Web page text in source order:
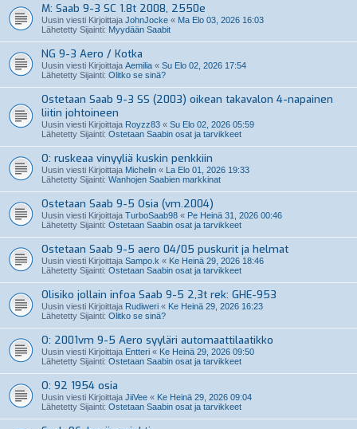
M: Saab 9-3 SC 1.8t 2008, 2550e
Uusin viesti Kirjoittaja JohnJocke « Ma Elo 03, 2026 16:03
Lähetetty Sijainti: Myydään Saabit
NG 9-3 Aero / Kotka
Uusin viesti Kirjoittaja Aemilia « Su Elo 02, 2026 17:54
Lähetetty Sijainti: Olitko se sinä?
Ostetaan Saab 9-3 SS (2003) oikean takavalon 4-napainen
liitin johtoineen
Uusin viesti Kirjoittaja Royzz83 « Su Elo 02, 2026 05:59
Lähetetty Sijainti: Ostetaan Saabin osat ja tarvikkeet
O: ruskeaa vinyyliä kuskin penkkiin
Uusin viesti Kirjoittaja Michelin « La Elo 01, 2026 19:33
Lähetetty Sijainti: Wanhojen Saabien markkinat
Ostetaan Saab 9-5 Osia (vm.2004)
Uusin viesti Kirjoittaja TurboSaab98 « Pe Heinä 31, 2026 00:46
Lähetetty Sijainti: Ostetaan Saabin osat ja tarvikkeet
Ostetaan Saab 9-5 aero 04/05 puskurit ja helmat
Uusin viesti Kirjoittaja Sampo.k « Ke Heinä 29, 2026 18:46
Lähetetty Sijainti: Ostetaan Saabin osat ja tarvikkeet
Olisiko jollain infoa Saab 9-5 2,3t rek: GHE-953
Uusin viesti Kirjoittaja Rudiweri « Ke Heinä 29, 2026 16:23
Lähetetty Sijainti: Olitko se sinä?
O: 2001vm 9-5 Aero syyläri automaattilaatikko
Uusin viesti Kirjoittaja Entteri « Ke Heinä 29, 2026 09:50
Lähetetty Sijainti: Ostetaan Saabin osat ja tarvikkeet
O: 92 1954 osia
Uusin viesti Kirjoittaja JiiVee « Ke Heinä 29, 2026 09:04
Lähetetty Sijainti: Ostetaan Saabin osat ja tarvikkeet